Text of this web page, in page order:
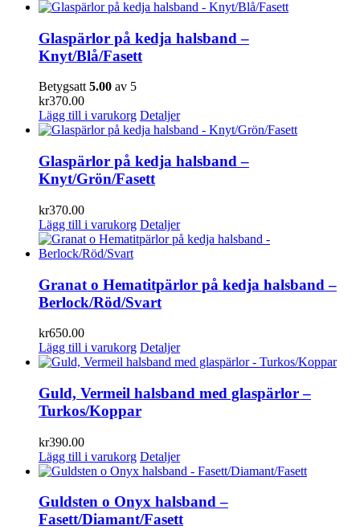
Glaspärlor på kedja halsband –
Knyt/Blå/Fasett
Betygsatt 5.00 av 5
kr370.00
Lägg till i varukorg Detaljer
Glaspärlor på kedja halsband –
Knyt/Grön/Fasett
kr370.00
Lägg till i varukorg Detaljer
Granat o Hematitpärlor på kedja halsband –
Berlock/Röd/Svart
kr650.00
Lägg till i varukorg Detaljer
Guld, Vermeil halsband med glaspärlor –
Turkos/Koppar
kr390.00
Lägg till i varukorg Detaljer
Guldsten o Onyx halsband –
Fasett/Diamant/Fasett